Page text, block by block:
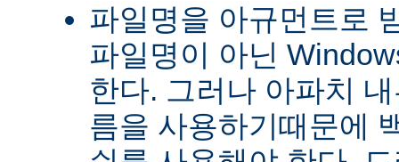
파일명을 아규먼트로
파일명이 아닌
한다. 그러나 아파치
름을 사용하기때문에